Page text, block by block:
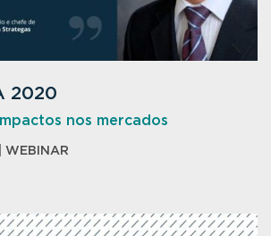
2020
nos mercados
WEBINAR